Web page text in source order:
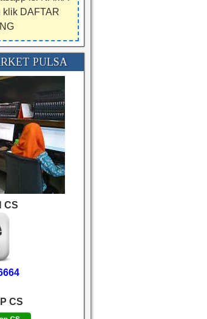
klik DAFTAR
PULSA
CS
CS